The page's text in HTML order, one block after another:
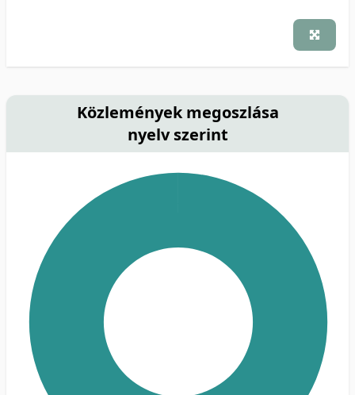
Közlemények megoszlása
nyelv szerint